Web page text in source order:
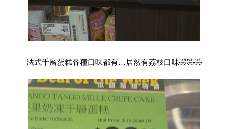
法式千層蛋糕各種口味都有…居然有荔枝口味🤣🤣🤣